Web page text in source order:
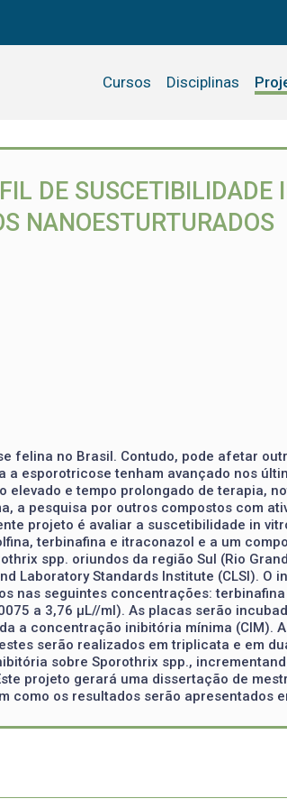
Cursos Disciplinas
DE SUSCETIBILIDADE
NANOESTURTURADOS
no Brasil. Contudo, pode afetar
esporotricose tenham avançado nos
elevado e tempo prolongado de terapia,
a pesquisa por outros compostos com
projeto é avaliar a suscetibilidade in
terbinafina e itraconazol e a um
spp. oriundos da região Sul (Rio
Laboratory Standards Institute (CLSI).
nas seguintes concentrações:
a 3,76 µL//ml). As placas serão
a concentração inibitória mínima (CIM).
serão realizados em triplicata e em
sobre Sporothrix spp.,
projeto gerará uma dissertação de
como os resultados serão apresentados